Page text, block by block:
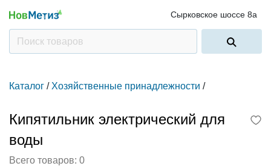
Сырковское шоссе 8а
Каталог / Хозяйственные принадлежности /
Кипятильник электрический для
воды
Всего товаров: 0